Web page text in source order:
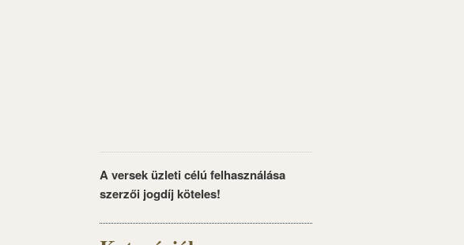
A versek üzleti célú felhasználása
szerzői jogdíj köteles!